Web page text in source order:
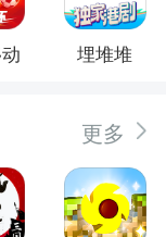
埋堆堆
更多